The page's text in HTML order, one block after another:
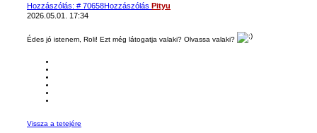
Hozzászólás: # 70658Hozzászólás Pityu
2026.05.01. 17:34
Édes jó istenem, Roli! Ezt még látogatja valaki? Olvassa valaki?
Vissza a tetejére